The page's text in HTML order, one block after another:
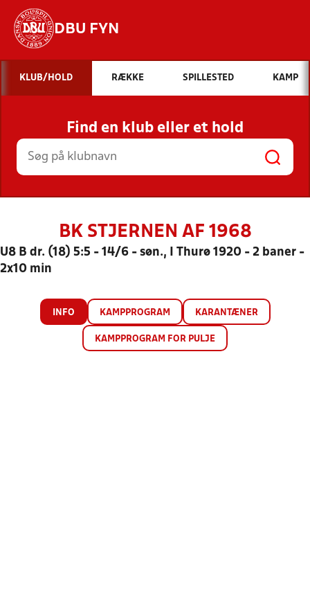
DBU FYN
Hvad vil du søge efter?
INDHOLD OG NYHEDER
STILLINGER, RESULTATER, KLUBBER OG
HOLD
KLUB/HOLD RÆKKE SPILLESTED KAMP
Find en klub eller et hold
BK STJERNEN AF 1968
U8 B dr. (18) 5:5 - 14/6 - søn., I Thurø 1920 - 2 baner -
2x10 min
INFO KAMPPROGRAM KARANTÆNER
KAMPPROGRAM FOR PULJE